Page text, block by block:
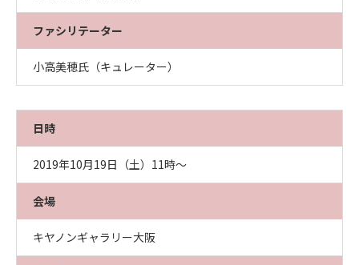
ファシリテーター
小高美穂氏（キュレーター）
日時
2019年10月19日（土）11時～
会場
キヤノンギャラリー大阪